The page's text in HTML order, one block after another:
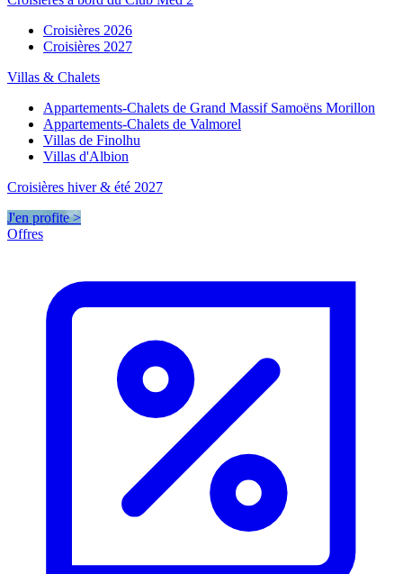
Croisières 2026
Croisières 2027
Villas & Chalets
Appartements-Chalets de Grand Massif Samoëns Morillon
Appartements-Chalets de Valmorel
Villas de Finolhu
Villas d'Albion
Croisières hiver & été 2027
J'en profite >
Offres